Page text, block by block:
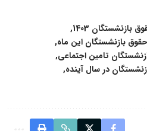
بازنشستگان 1403
حقوق بازنشستگان این ماه
تامین اجتماعی
در سال آینده